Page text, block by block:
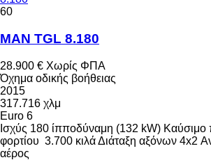
60
MAN TGL 8.180
28.900 € Χωρίς ΦΠΑ
Όχημα οδικής βοήθειας
2015
317.716 χλμ
Euro 6
Ισχύς 180 ίπποδύναμη (132 kW) Καύσιμο
φορτίου 3.700 κιλάΔιάταξη αξόνων 4x2
αέρος